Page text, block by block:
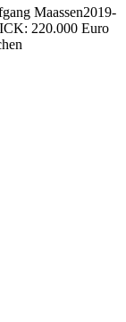
Maassen2019-
220.000 Euro